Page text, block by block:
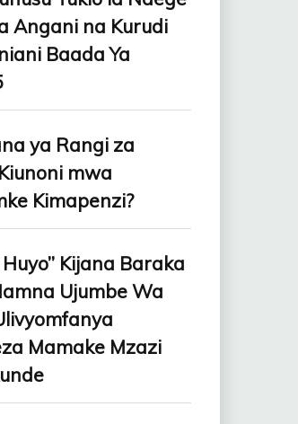
Angani na Kurudi
Baada Ya
ya Rangi za
mwa
Kimapenzi?
Kijana Baraka
Ujumbe Wa
Mamake Mzazi